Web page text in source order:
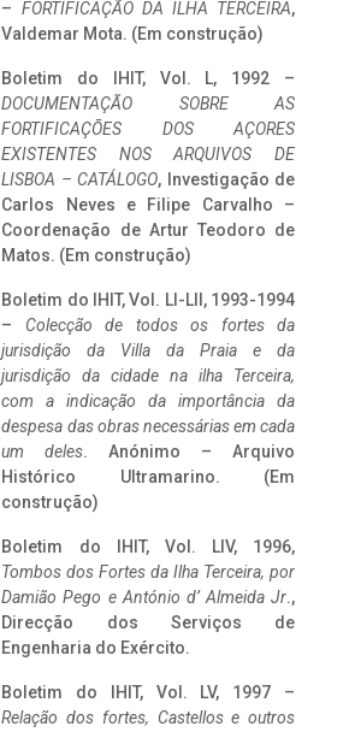
– FORTIFICAÇÃO DA ILHA TERCEIRA,
Valdemar Mota. (Em construção)
Boletim do IHIT, Vol. L, 1992 –
DOCUMENTAÇÃO SOBRE AS
FORTIFICAÇÕES DOS AÇORES
EXISTENTES NOS ARQUIVOS DE
LISBOA – CATÁLOGO, Investigação de
Carlos Neves e Filipe Carvalho –
Coordenação de Artur Teodoro de
Matos. (Em construção)
Boletim do IHIT, Vol. LI-LII, 1993-1994
– Colecção de todos os fortes da
jurisdição da Villa da Praia e da
jurisdição da cidade na ilha Terceira,
com a indicação da importância da
despesa das obras necessárias em cada
um deles. Anónimo – Arquivo
Histórico Ultramarino. (Em
construção)
Boletim do IHIT, Vol. LIV, 1996,
Tombos dos Fortes da Ilha Terceira, por
Damião Pego e António d’ Almeida Jr.,
Direcção dos Serviços de
Engenharia do Exército.
Boletim do IHIT, Vol. LV, 1997 –
Relação dos fortes, Castellos e outros